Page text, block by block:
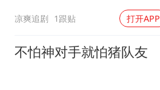
凉爽追剧 1跟贴 打开APP
不怕神对手就怕猪队友